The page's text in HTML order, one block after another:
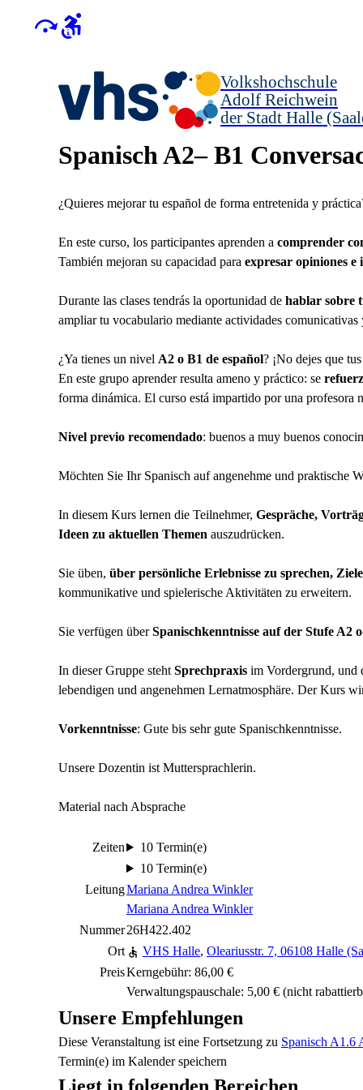
Volkshochschule
Adolf Reichwein
der Stadt Halle
Spanisch A2– B1
¿Quieres mejorar tu español de forma entretenida y
En este curso, los participantes aprenden a comprender
También mejoran su capacidad para expresar opiniones e
Durante las clases tendrás la oportunidad de hablar sobre
ampliar tu vocabulario mediante actividades comunicativas
¿Ya tienes un nivel A2 o B1 de español? ¡No dejes que
En este grupo aprender resulta ameno y práctico: se
forma dinámica. El curso está impartido por una profesora
Nivel previo recomendado: buenos a muy buenos
Möchten Sie Ihr Spanisch auf angenehme und praktische
In diesem Kurs lernen die Teilnehmer, Gespräche,
Ideen zu aktuellen Themen auszudrücken.
Sie üben, über persönliche Erlebnisse zu sprechen,
kommunikative und spielerische Aktivitäten zu erweitern.
Sie verfügen überSpanischkenntnisse auf der Stufe A2
In dieser Gruppe steht Sprechpraxis im Vordergrund, und
lebendigen und angenehmen Lernatmosphäre. Der Kurs
Vorkenntnisse: Gute bis sehr gute Spanischkenntnisse.
Unsere Dozentin ist Muttersprachlerin.
Material nach Absprache
Zeiten
10 Termin(e)
10 Termin(e)
LeitungMariana Andrea Winkler
Mariana Andrea Winkler
Nummer26H422.402
Ort
VHS Halle, Oleariusstr. 7, 06108 Halle
PreisKerngebühr: 86,00 €
Verwaltungspauschale: 5,00 € (nicht
Unsere Empfehlungen
Diese Veranstaltung ist eine Fortsetzung zu Spanisch A1.6
Termin(e) im Kalender speichern